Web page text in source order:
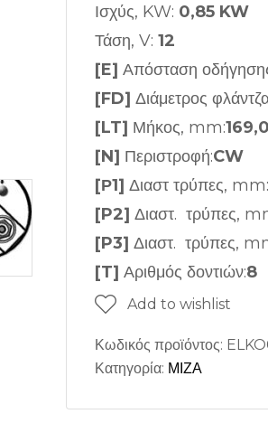
Ισχύς, KW: 0,85 KW
Τάση, V: 12
[E] Απόσταση
[FD] Διάμετρος
[LT] Μήκος, mm:
[N] Περιστροφή:CW
[Ρ1] Διαστ τρύπες, mm:
[P2] Διαστ. τρύπες,
[P3] Διαστ. τρύπες,
[T] Αριθμός δοντιών:8
Add to wishlist
Κωδικός προϊόντος:
Κατηγορία: ΜΙΖΑ